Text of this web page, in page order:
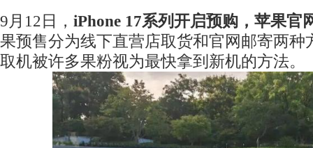
9月12日， iPhone 17系列开启预购，苹果官
果预售分为线下直营店取货和官网邮寄两种
取机被许多果粉视为最快拿到新机的方法。